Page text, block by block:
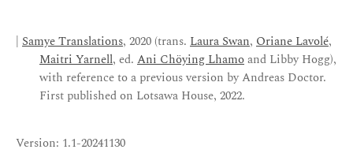
| Samye Translations, 2020 (trans. Laura Swan, Oriane Lavolé,
Maitri Yarnell, ed. Ani Chöying Lhamoand Libby Hogg),
with reference to a previous version by Andreas Doctor.
First published on Lotsawa House, 2022.
Version: 1.1-20241130